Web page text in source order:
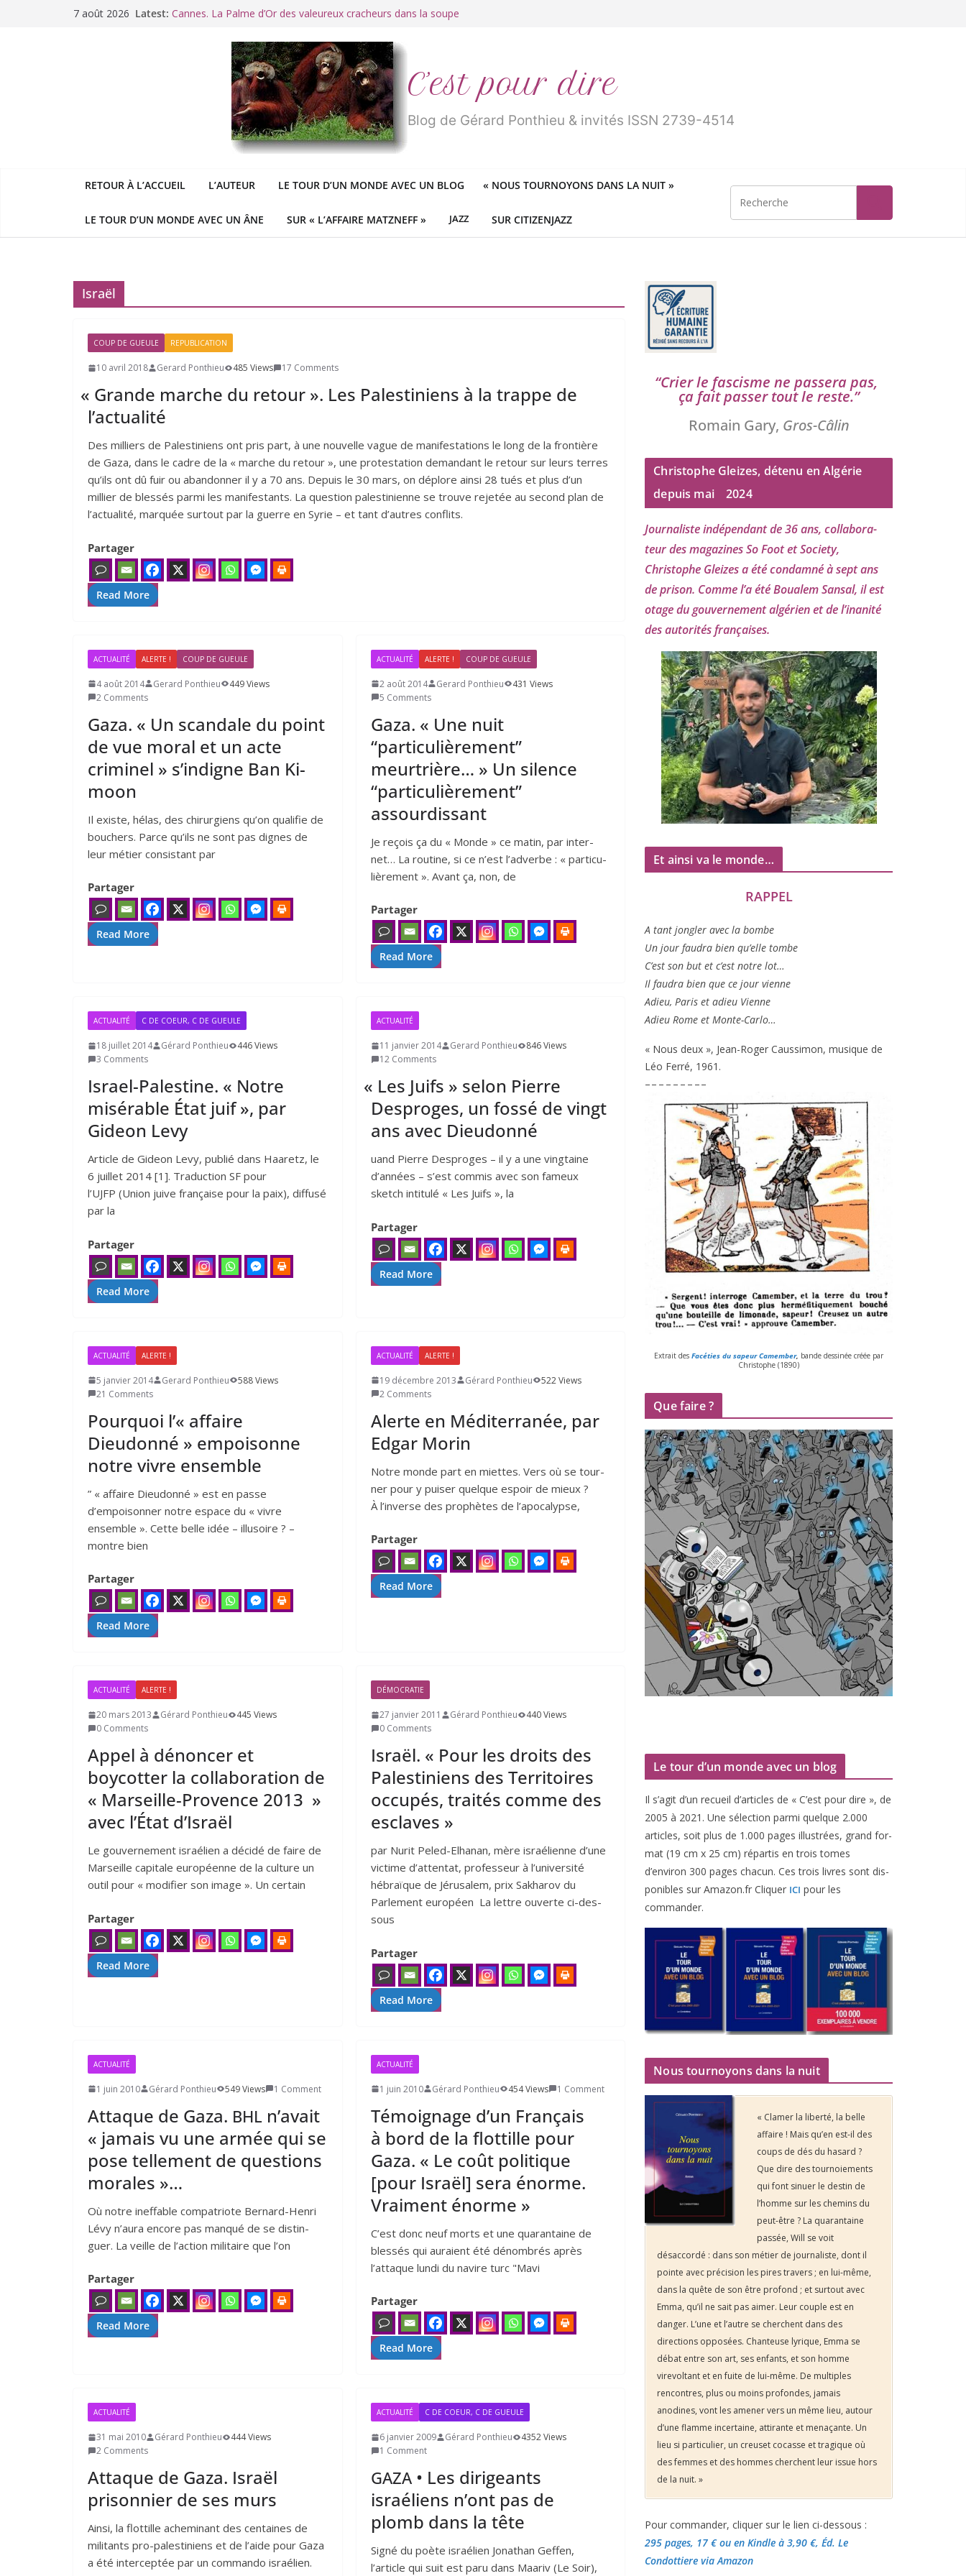
7 août 2026 Latest: Cannes. La Palme d’Or des valeureux cracheurs dans la soupe
Racisme. Moi, Picard-Marseillais traité de « blanc de merde » !
George : « Le meilleur des mondes » ou «
Le patriarcat », bouc émissaire des féministes idéologiquesC’est pour dire
Blog de Gérard Ponthieu & invités ISSN 2739-4514
RETOUR À L’ACCUEIL L’AUTEUR LE TOUR D’UN MONDE AVEC UN BLOG « NOUS TOURNOYONS DANS LA NUIT »
LE TOUR D’UN MONDE AVEC UN ÂNE SUR « L’AFFAIRE MATZNEFF » JAZZ SUR CITIZENJAZZ
Israël
COUP DE GUEULE REPUBLICATION
10 avril 2018 Gerard Ponthieu 485 Views 17 Comments
« Grande marche du retour ». Les Palestiniens à la trappe de
l’actualité
Des milliers de Palestiniens ont pris part, à une nouvelle vague de manifestations le long de la frontière
de Gaza, dans le cadre de la « marche du retour », une protestation demandant le retour sur leurs terres
qu’ils ont dû fuir ou abandonner il y a 70 ans. Depuis le 30 mars, on déplore ainsi 28 tués et plus d’un
millier de blessés parmi les manifestants. La question palestinienne se trouve rejetée au second plan de
l’actualité, marquée surtout par la guerre en Syrie – et tant d’autres conflits.
Partager
Read More
ACTUALITÉ ALERTE ! COUP DE GUEULE
4 août 2014 Gerard Ponthieu
449 Views
2 Comments
Gaza. « Un scandale du point
de vue moral et un acte
criminel » s’indigne Ban Ki-
moon
Il existe, hélas, des chi­rur­giens qu’on qua­li­fie de
bou­chers. Parce qu’ils ne sont pas dignes de
leur métier consis­tant par
Partager
Read More
ACTUALITÉ ALERTE ! COUP DE GUEULE
2 août 2014 Gerard Ponthieu
431 Views
5 Comments
Gaza. « Une nuit
“particulièrement”
meurtrière… » Un silence
“particulièrement”
assourdissant
Je reçois ça du « Monde » ce matin, par inter­
net… La rou­tine, si ce n’est l’ad­verbe : « par­ti­cu­
liè­re­ment ». Avant ça, non, de
Partager
Read More
ACTUALITÉ C DE COEUR, C DE GUEULE
18 juillet 2014 Gérard Ponthieu
446 Views
3 Comments
Israel-Palestine. « Notre
misérable État juif », par
Gideon Levy
Article de Gideon Levy, publié dans Haaretz, le
6 juillet 2014 [1]. Traduction SF pour
l’UJFP (Union juive fran­çaise pour la paix), dif­fu­sé
par la
Partager
Read More
ACTUALITÉ
11 janvier 2014 Gerard Ponthieu
846 Views
12 Comments
« Les Juifs » selon Pierre
Desproges, un fossé de vingt
ans avec Dieudonné
uand Pierre Desproges – il y a une ving­taine
d’an­nées – s’est com­mis avec son fameux
sketch inti­tu­lé « Les Juifs », la
Partager
Read More
ACTUALITÉ ALERTE !
5 janvier 2014 Gerard Ponthieu
588 Views
21 Comments
Pourquoi l’« affaire
Dieudonné » empoisonne
notre vivre ensemble
” « affaire Dieudonné » est en passe
d’empoisonner notre espace du « vivre
ensemble ». Cette belle idée – illu­soire ? –
montre bien
Partager
Read More
ACTUALITÉ ALERTE !
19 décembre 2013 Gérard Ponthieu
522 Views
2 Comments
Alerte en Méditerranée, par
Edgar Morin
Notre monde part en miettes. Vers où se tour­
ner pour y pui­ser quelque espoir de mieux ?
À l’in­verse des pro­phètes de l’a­po­ca­lypse,
Partager
Read More
ACTUALITÉ ALERTE !
20 mars 2013 Gérard Ponthieu
445 Views
0 Comments
Appel à dénoncer et
boycotter la collaboration de
« Marseille-Provence 2013 »
avec l’État d’Israël
Le gou­ver­ne­ment israé­lien a déci­dé de faire de
Marseille capi­tale euro­péenne de la culture un
outil pour « modi­fier son image ». Un cer­tain
Partager
Read More
DÉMOCRATIE
27 janvier 2011 Gérard Ponthieu
440 Views
0 Comments
Israël. « Pour les droits des
Palestiniens des Territoires
occupés, traités comme des
esclaves »
par Nurit Peled-Elhanan, mère israé­lienne d’une
vic­time d’at­ten­tat, pro­fes­seur à l’u­ni­ver­si­té
hébraïque de Jérusalem, prix Sakharov du
Parlement européen La lettre ouverte ci-des­
sous
Partager
Read More
ACTUALITÉ
1 juin 2010 Gérard Ponthieu 549 Views 1 Comment
Attaque de Gaza. BHL n’avait
« jamais vu une armée qui se
pose tellement de questions
morales »…
Où notre inef­fable com­pa­triote Bernard-Henri
Lévy n’aura encore pas man­qué de se dis­tin­
guer. La veille de l’action mili­taire que l’on
Partager
Read More
ACTUALITÉ
1 juin 2010 Gérard Ponthieu 454 Views 1 Comment
Témoignage d’un Français
à bord de la flottille pour
Gaza. « Le coût politique
[pour Israël] sera énorme.
Vraiment énorme »
C’est donc neuf morts et une quarantaine de
blessés qui auraient été dénombrés après
l’attaque lundi du navire turc "Mavi
Partager
Read More
ACTUALITÉ
31 mai 2010 Gérard Ponthieu
444 Views
2 Comments
Attaque de Gaza. Israël
prisonnier de ses murs
Ainsi, la flot­tille ache­mi­nant des cen­taines de
mili­tants pro-pales­ti­niens et de l’aide pour Gaza
a été inter­cep­tée par un com­man­do israé­lien.
ACTUALITÉ C DE COEUR, C DE GUEULE
6 janvier 2009 Gérard Ponthieu
4352 Views
1 Comment
GAZA• Les dirigeants
israéliens n’ont pas de
plomb dans la tête
Signé du poète israé­lien Jonathan Geffen,
l’article qui suit est paru dans Maariv (Le Soir),
“Crier le fas­cisme ne pas­se­ra pas,
ça fait pas­ser tout le reste.”
Romain Gary, Gros-Câlin
Christophe Gleizes, détenu en Algérie
depuis mai
2024
Journaliste indé­pen­dant de36ans, col­la­bo­ra­
teur des maga­zines So Foot et Society,
Christophe Gleizesa été condam­né à sept ans
de pri­son. Comme l’a été Boualem Sansal, il est
otage du gou­ver­ne­ment algé­rien et de l’i­na­ni­té
des auto­ri­tés françaises.
Et ainsi va le monde…
RAPPEL
A tant jon­gler avec la bombe
Un jour fau­dra bien qu’elle tombe
C’est son but et c’est notre lot…
Il fau­dra bien que ce jour vienne
Adieu, Paris et adieu Vienne
Adieu Rome et Monte-Carlo…
« Nous deux », Jean-Roger Caussimon, musique de
Léo Ferré, 1961 .
– – – – – – – – –
Extrait des Facéties du sapeur Camember, bande des­si­née créée par
Christophe (1890)
Que faire ?
Le tour d’un monde avec un blog
Il s’agit d’un recueil d’ar­ticles de « C’est pour dire », de
2005 à 2021 . Une sélec­tion par­mi quelque 2.000
articles, soit plus de 1 .000 pages illus­trées, grand for­
mat (19 cm x 25 cm) répar­tis en trois tomes
d’environ 300 pages cha­cun. Ces trois livres sont dis­
po­nibles sur Amazon​.fr Cliquer ICI pour les
commander.
Nous tournoyons dans la nuit
« Clamer la liberté, la belle
affaire ! Mais qu’en est-il des
coups de dés du hasard ?
Que dire des tournoiements
qui font sinuer le destin de
l’homme sur les chemins du
peut-être ? La quarantaine
passée, Will se voit
désaccordé : dans son métier de journaliste, dont il
pointe avec précision les pires travers ; en lui-même,
dans la quête de son être profond ; et surtout avec
Emma, qu’il ne sait pas aimer. Leur couple est en
danger. L’une et l’autre se cherchent dans des
directions opposées. Chanteuse lyrique, Emma se
débat entre son art, ses enfants, et son homme
virevoltant et en fuite de lui-même. De multiples
rencontres, plus ou moins profondes, jamais
anodines, vont les amener vers un même lieu, autour
d’une flamme incertaine, attirante et menaçante. Un
lieu si particulier, un creuset cocasse et tragique où
des femmes et des hommes cherchent leur issue hors
de la nuit. »
Pour commander, cliquer sur le lien ci-dessous :
295 pages, 17 €ou en Kindle à 3,90 €, Éd. Le
Condottiere via Amazon